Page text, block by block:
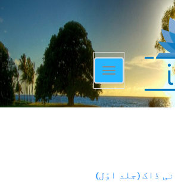
Toggle
navigation
ڈاک (جلد اوّل)